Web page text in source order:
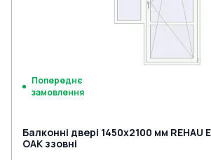
Попереднє
замовлення
Балконні двері 1450x2100 мм REHAU
OAK ззовні